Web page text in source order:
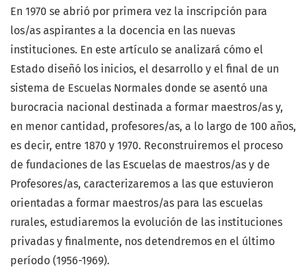
En 1970 se abrió por primera vez la inscripción para
los/as aspirantes a la docencia en las nuevas
instituciones. En este artículo se analizará cómo el
Estado diseñó los inicios, el desarrollo y el final de un
sistema de Escuelas Normales donde se asentó una
burocracia nacional destinada a formar maestros/as y,
en menor cantidad, profesores/as, a lo largo de 100 años,
es decir, entre 1870 y 1970. Reconstruiremos el proceso
de fundaciones de las Escuelas de maestros/as y de
Profesores/as, caracterizaremos a las que estuvieron
orientadas a formar maestros/as para las escuelas
rurales, estudiaremos la evolución de las instituciones
privadas y finalmente, nos detendremos en el último
período (1956-1969).